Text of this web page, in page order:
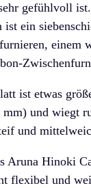
gefühlvoll
ist ein
einem
ist etwas
und wiegt
und
Aruna Hinoki
flexibel und